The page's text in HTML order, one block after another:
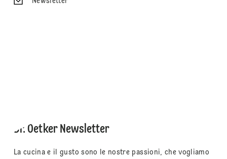
Dr. Oetker Newsletter
La cucina e il gusto sono le nostre passioni, che vogliamo